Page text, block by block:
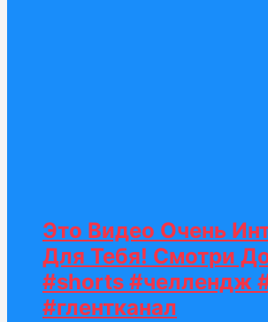
Это Видео Очень
Для Тебя! Смотри
#shorts #челлендж
#глентканал